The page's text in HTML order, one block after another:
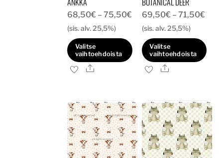
68,50€ – 75,50€ Hintaluokka:
68,50€
75,50€
(sis. alv. 25,5%)
Valitse
vaihtoehdoista
Tällä
useampi
muunnelma.
Voit
tehdä
Ale
69,50€ – 71,50€
(sis. alv. 25,5%)
Valitse
vaihtoehdoista
Tällä
useampi
muunnelma.
Voit
tehdä
Ale